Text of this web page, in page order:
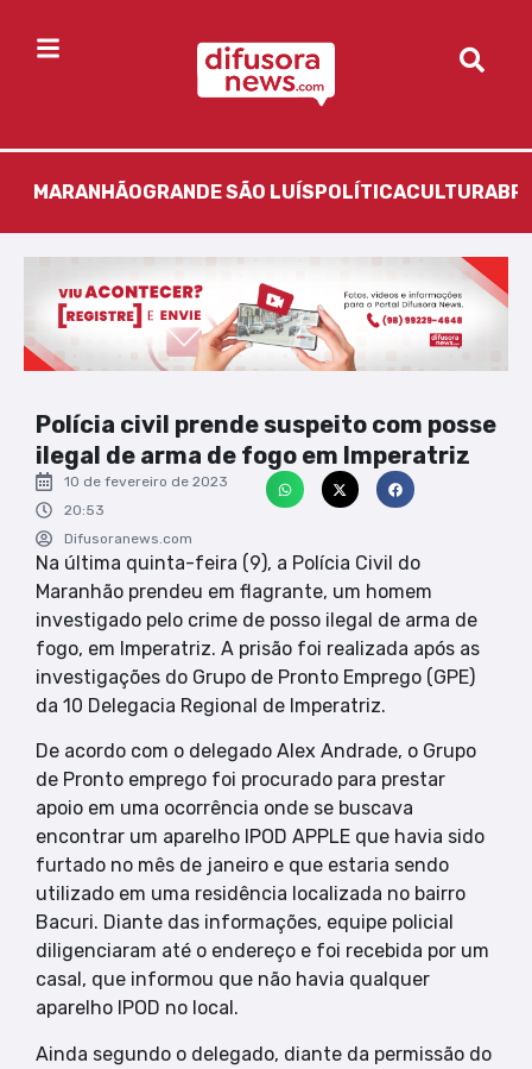
MARANHÃOGRANDE SÃO LUÍS POLÍTICACULTURA
Polícia civil prende suspeito com posse
ilegal de arma de fogo em Imperatriz
10 de fevereiro de 2023
20:53
Difusoranews.com
Na última quinta-feira (9), a Polícia Civil do
Maranhão prendeu em flagrante, um homem
investigado pelo crime de posso ilegal de arma de
fogo, em Imperatriz. A prisão foi realizada após as
investigações do Grupo de Pronto Emprego (GPE)
da 10 Delegacia Regional de Imperatriz.
De acordo com o delegado Alex Andrade, o Grupo
de Pronto emprego foi procurado para prestar
apoio em uma ocorrência onde se buscava
encontrar um aparelho IPOD APPLE que havia sido
furtado no mês de janeiro e que estaria sendo
utilizado em uma residência localizada no bairro
Bacuri. Diante das informações, equipe policial
diligenciaram até o endereço e foi recebida por um
casal, que informou que não havia qualquer
aparelho IPOD no local.
Ainda segundo o delegado, diante da permissão do